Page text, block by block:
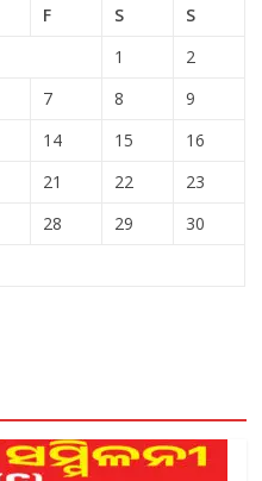
F S
S
1
2
7 8
9
14 15
16
21 22
23
28 29
30